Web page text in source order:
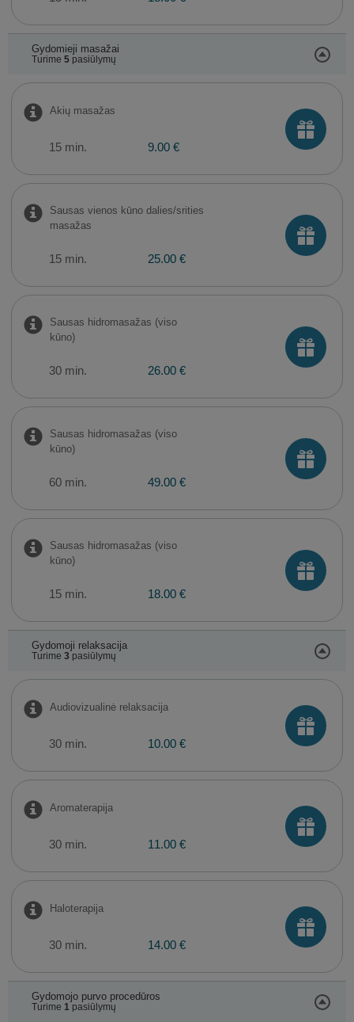
Gydomieji masažai
Turime 5pasiūlymų
Akių masažas
15 min. 9.00 €
Sausas vienos kūno dalies/srities
masažas
15 min. 25.00 €
Sausas hidromasažas (viso
kūno)
30 min. 26.00 €
Sausas hidromasažas (viso
kūno)
60 min. 49.00 €
Sausas hidromasažas (viso
kūno)
15 min. 18.00 €
Gydomoji relaksacija
Turime 3 pasiūlymų
​Audiovizualinė relaksacija
30 min. 10.00 €
Aromaterapija
30 min. 11.00 €
Haloterapija
30 min. 14.00 €
Gydomojo purvo procedūros
Turime 1pasiūlymų